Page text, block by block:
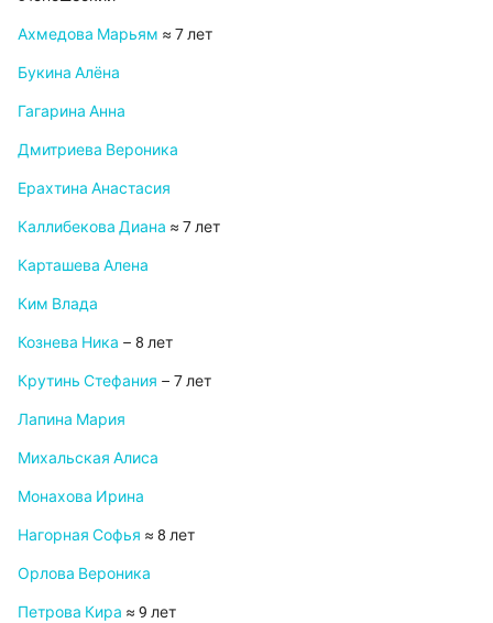
Ахмедова Марьям ≈ 7 лет
Букина Алёна
Гагарина Анна
Дмитриева Вероника
Ерахтина Анастасия
Каллибекова Диана ≈ 7 лет
Карташева Алена
Ким Влада
Кознева Ника – 8 лет
Крутинь Стефания – 7 лет
Лапина Мария
Михальская Алиса
Монахова Ирина
Нагорная Софья ≈ 8 лет
Орлова Вероника
Петрова Кира ≈ 9 лет